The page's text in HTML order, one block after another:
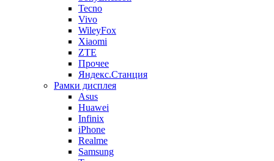
Tecno
Vivo
WileyFox
Xiaomi
ZTE
Прочее
Яндекс.Станция
Рамки дисплея
Asus
Huawei
Infinix
iPhone
Realme
Samsung